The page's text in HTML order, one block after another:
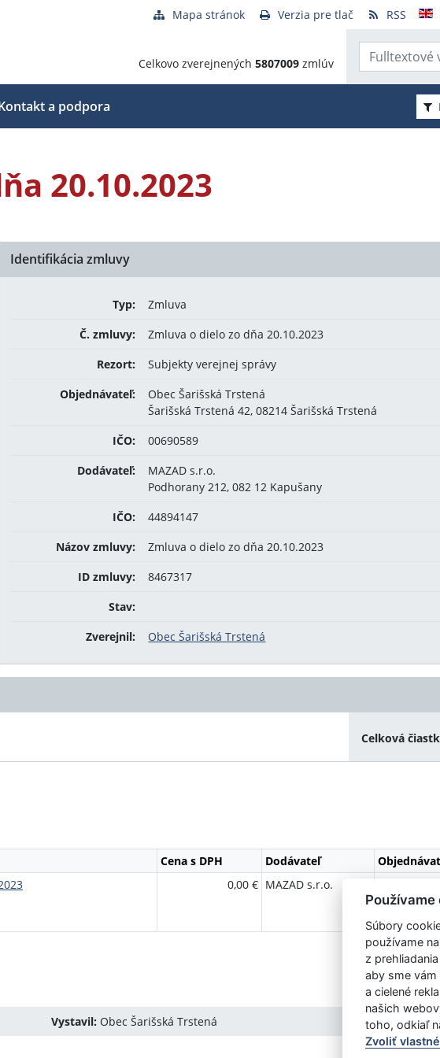
Mapa stránok Verzia pre tlač RSS
Celkovo zverejnených 5807009 zmlúv
a podpora
20.10.2023
Identifikácia zmluvy
Typ:
Zmluva
Č. zmluvy:
Zmluva o dielo zo dňa 20.10.2023
Rezort:
Subjekty verejnej správy
Objednávateľ:
Obec Šarišská Trstená
Šarišská Trstená 42, 08214 Šarišská Trstená
IČO:
00690589
Dodávateľ:
MAZAD s.r.o.
Podhorany 212, 082 12 Kapušany
IČO:
44894147
Názov zmluvy:
Zmluva o dielo zo dňa 20.10.2023
ID zmluvy:
8467317
Stav:
Zverejnil:
Obec Šarišská Trstená
Celková
Cena s DPH Dodávateľ
0,00 € MAZAD s.r.o.
Vystavil: Obec Šarišská Trstená
Používame
Súbory
používame
z
aby sme
a cielené
našich
toho, odkiaľ
Zvoliť